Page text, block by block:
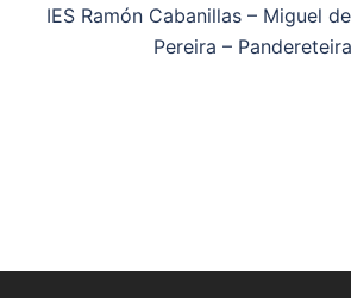
IES Ramón Cabanillas – Miguel
Pereira –